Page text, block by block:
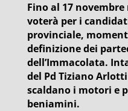
Fino al 17
voterà per i
provinciale,
definizione dei
dell’Immacolata.
del Pd Tiziano
scaldano i motori e
beniamini.